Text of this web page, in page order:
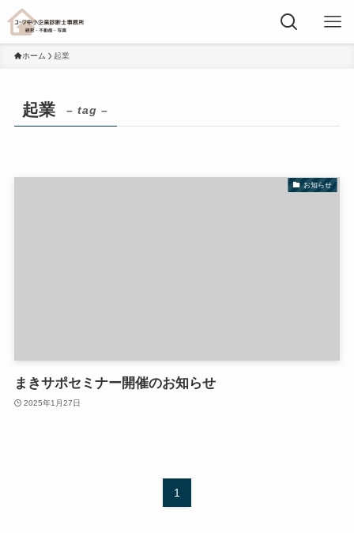
ホーム 起業
起業 – tag –
お知らせ
まきサポセミナー開催のお知らせ
2025年1月27日
1